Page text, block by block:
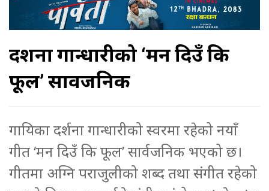
दर्शना गान्धारीको ‘मन दिउँ कि
फूल’ सार्वजनिक
गायिका दर्शना गान्धारीको स्वरमा रहेको नयाँ
गीत ‘मन दिउँ कि फूल’ सार्वजनिक भएको छ।
गीतमा अग्नि पराजुलीको शब्द तथा संगीत रहेको